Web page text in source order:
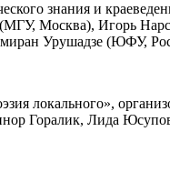
знания и
Москва), Игорь
Урушадзе (ЮФУ,
локального»,
Горалик, Лида